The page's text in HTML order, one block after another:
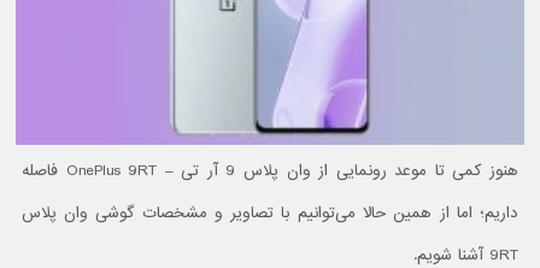
هنوز کمی تا موعد رونمایی از وان پلاس 9 آر تی – OnePlus 9RT فاصله
داریم؛ اما از همین حالا می‌توانیم با تصاویر و مشخصات گوشی وان پلاس
9RT آشنا شویم.